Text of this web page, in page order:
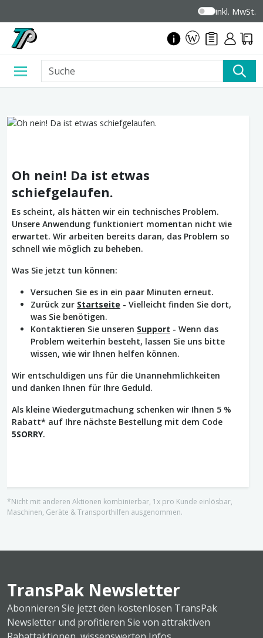
inkl. MwSt.
Oh nein! Da ist etwas
schiefgelaufen.
Es scheint, als hätten wir ein technisches Problem.
Unsere Anwendung funktioniert momentan nicht wie
erwartet. Wir arbeiten bereits daran, das Problem so
schnell wie möglich zu beheben.
Was Sie jetzt tun können:
Versuchen Sie es in ein paar Minuten erneut.
Zurück zur Startseite - Vielleicht finden Sie dort,
was Sie benötigen.
Kontaktieren Sie unseren Support - Wenn das
Problem weiterhin besteht, lassen Sie uns bitte
wissen, wie wir Ihnen helfen können.
Wir entschuldigen uns für die Unannehmlichkeiten
und danken Ihnen für Ihre Geduld.
Als kleine Wiedergutmachung schenken wir Ihnen 5 %
Rabatt* auf Ihre nächste Bestellung mit dem Code
5SORRY.
*Nicht mit anderen Aktionen kombinierbar, 1x pro Kunde einlösbar,
Maschinen, Geräte & Transporthilfen ausgenommen.
TransPak Newsletter
Abonnieren Sie jetzt den kostenlosen TransPak
Newsletter und profitieren Sie von attraktiven